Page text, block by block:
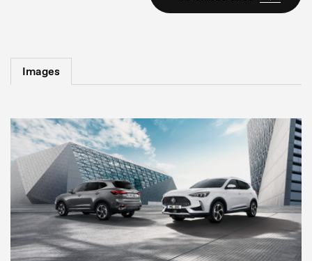
Images